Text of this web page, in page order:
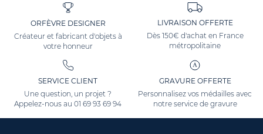
ORFÈVRE DESIGNER
Créateur et fabricant d'objets à
votre honneur
LIVRAISON OFFERTE
Dès 150€ d'achat en France
métropolitaine
SERVICE CLIENT
Une question, un projet ?
Appelez-nous au01 69 93 69 94
GRAVURE OFFERTE
Personnalisez vos médailles avec
notre service de gravure